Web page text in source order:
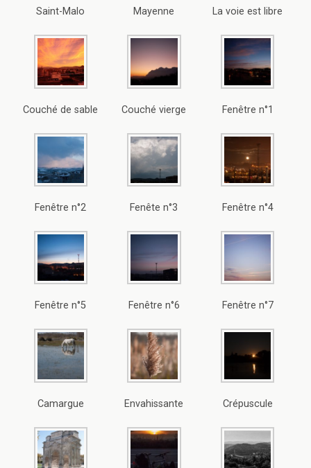
Saint-Malo Mayenne La voie est libre
Couché de sable Couché vierge Fenêtre n°1
Fenêtre n°2 Fenête n°3 Fenêtre n°4
Fenêtre n°5 Fenêtre n°6 Fenêtre n°7
Camargue Envahissante Crépuscule